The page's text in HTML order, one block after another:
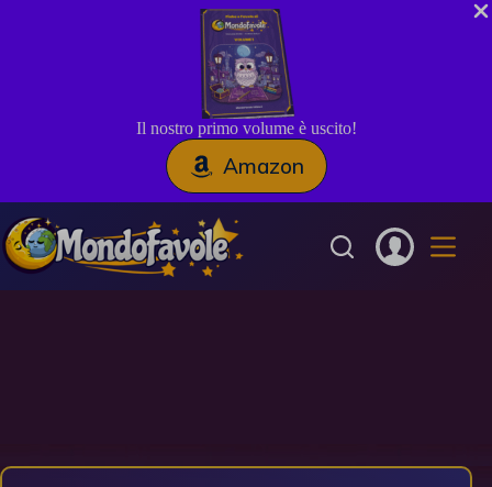
Il nostro primo volume è uscito!
Amazon
al
contenuto